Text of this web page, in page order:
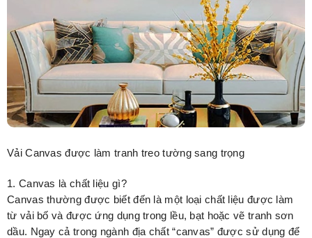
Vải Canvas được làm tranh treo tường sang trọng
1. Canvas là chất liệu gì?
Canvas thường được biết đến là một loại chất liệu được làm
từ vải bố và được ứng dụng trong lều, bạt hoặc vẽ tranh sơn
dầu. Ngay cả trong ngành địa chất “canvas” được sử dụng để